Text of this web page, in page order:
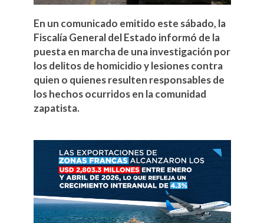
En un comunicado emitido este sábado, la
Fiscalía General del Estado informó de la
puesta en marcha de una investigación por
los delitos de homicidio y lesiones contra
quien o quienes resulten responsables de
los hechos ocurridos en la comunidad
zapatista.